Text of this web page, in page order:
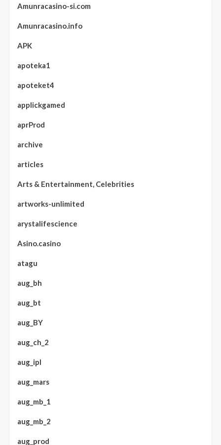
Amunracasino-si.com
Amunracasino.info
APK
apoteka1
apoteket4
applickgamed
aprProd
archive
articles
Arts & Entertainment, Celebrities
artworks-unlimited
arystalifescience
Asino.casino
atagu
aug_bh
aug_bt
aug_BY
aug_ch_2
aug_ipl
aug_mars
aug_mb_1
aug_mb_2
aug_prod